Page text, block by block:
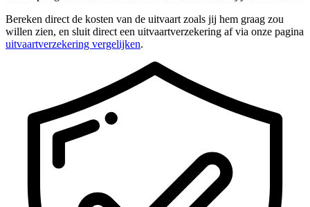
Bereken direct de kosten van de uitvaart zoals jij hem graag zou
willen zien, en sluit direct een uitvaartverzekering af via onze pagina
uitvaartverzekering vergelijken.